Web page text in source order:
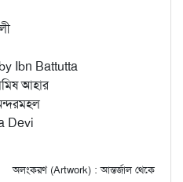
Ibn Battutta
আহার
Devi
অলংকরণ (Artwork) : আন্তর্জাল থেকে